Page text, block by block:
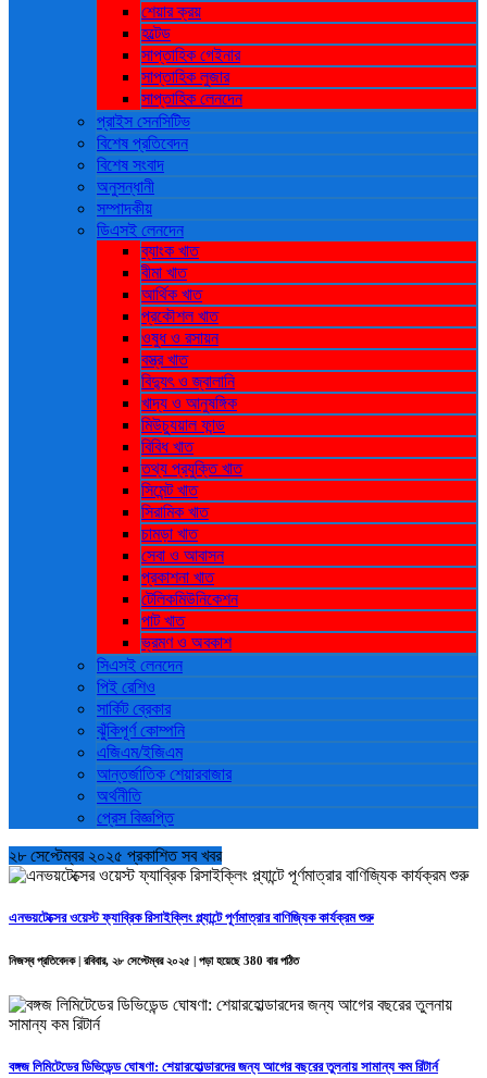
শেয়ার ক্রয়
হল্টেড
সাপ্তাহিক গেইনার
সাপ্তাহিক লুজার
সাপ্তাহিক লেনদেন
প্রাইস সেনসিটিভ
বিশেষ প্রতিবেদন
বিশেষ সংবাদ
অনুসন্ধানী
সম্পাদকীয়
ডিএসই লেনদেন
ব্যাংক খাত
বীমা খাত
আর্থিক খাত
প্রকৌশল খাত
ওষুধ ও রসায়ন
বস্ত্র খাত
বিদ্যুৎ ও জ্বালানি
খাদ্য ও আনুষঙ্গিক
মিউচ্যুয়াল ফান্ড
বিবিধ খাত
তথ্য প্রযুক্তি খাত
সিমেন্ট খাত
সিরামিক খাত
চামড়া খাত
সেবা ও আবাসন
প্রকাশনা খাত
টেলিকমিউনিকেশন
পাট খাত
ভ্রমণ ও ‍অবকাশ
সিএসই লেনদেন
পিই রেশিও
সার্কিট ব্রেকার
ঝুঁকিপূর্ণ কোম্পনি
এজিএম/ইজিএম
আন্তর্জাতিক শেয়ারবাজার
অর্থনীতি
প্রেস বিজ্ঞপ্তি
২৮ সেপ্টেম্বর ২০২৫ প্রকাশিত সব খবর
এনভয়টেক্সের ওয়েস্ট ফ্যাব্রিক রিসাইক্লিং প্ল্যান্টে পূর্ণমাত্রার বাণিজ্যিক কার্যক্রম শুরু
নিজস্ব প্রতিবেদক | রবিবার, ২৮ সেপ্টেম্বর ২০২৫ | পড়া হয়েছে 380 বার পঠিত
বঙ্গজ লিমিটেডের ডিভিডেন্ড ঘোষণা: শেয়ারহোল্ডারদের জন্য আগের বছরের তুলনায় সামান্য কম রিটার্ন